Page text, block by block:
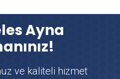
Ayna
ve kaliteli hizmet